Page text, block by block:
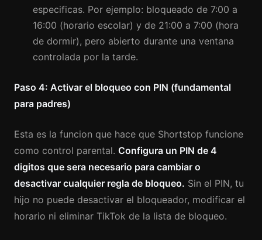
especificas. Por ejemplo: bloqueado de 7:00 a
16:00 (horario escolar) y de 21:00 a 7:00 (hora
de dormir), pero abierto durante una ventana
controlada por la tarde.
Paso 4: Activar el bloqueo con PIN (fundamental
para padres)
Esta es la funcion que hace que Shortstop funcione
como control parental. Configura un PIN de 4
digitos que sera necesario para cambiar o
desactivar cualquier regla de bloqueo. Sin el PIN, tu
hijo no puede desactivar el bloqueador, modificar el
horario ni eliminar TikTok de la lista de bloqueo.